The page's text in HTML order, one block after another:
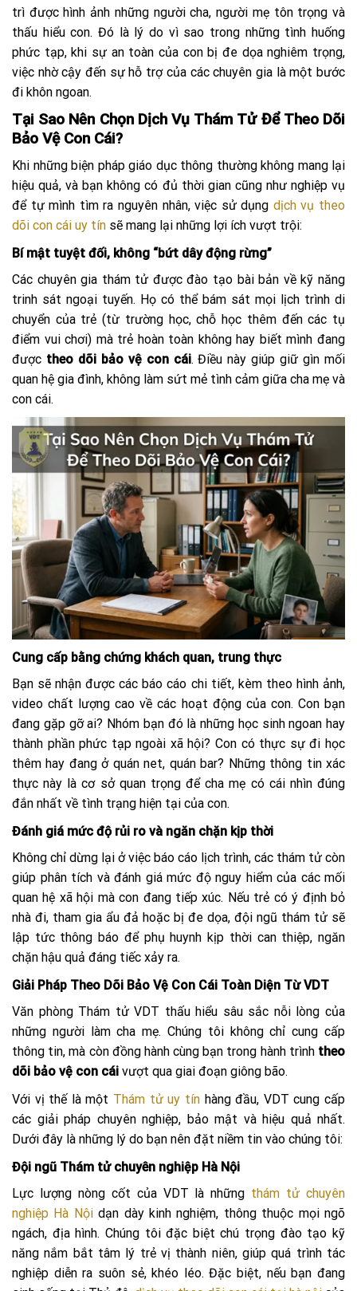
trì được hình ảnh những người cha, người mẹ tôn trọng và
thấu hiểu con. Đó là lý do vì sao trong những tình huống
phức tạp, khi sự an toàn của con bị đe dọa nghiêm trọng,
việc nhờ cậy đến sự hỗ trợ của các chuyên gia là một bước
đi khôn ngoan.
Tại Sao Nên Chọn Dịch Vụ Thám Tử Để Theo Dõi
Bảo Vệ Con Cái?
Khi những biện pháp giáo dục thông thường không mang lại
hiệu quả, và bạn không có đủ thời gian cũng như nghiệp vụ
để tự mình tìm ra nguyên nhân, việc sử dụng dịch vụ theo
dõi con cái uy tín sẽ mang lại những lợi ích vượt trội:
Bí mật tuyệt đối, không “bứt dây động rừng”
Các chuyên gia thám tử được đào tạo bài bản về kỹ năng
trinh sát ngoại tuyến. Họ có thể bám sát mọi lịch trình di
chuyển của trẻ (từ trường học, chỗ học thêm đến các tụ
điểm vui chơi) mà trẻ hoàn toàn không hay biết mình đang
được theo dõi bảo vệ con cái. Điều này giúp giữ gìn mối
quan hệ gia đình, không làm sứt mẻ tình cảm giữa cha mẹ và
con cái.
Cung cấp bằng chứng khách quan, trung thực
Bạn sẽ nhận được các báo cáo chi tiết, kèm theo hình ảnh,
video chất lượng cao về các hoạt động của con. Con bạn
đang gặp gỡ ai? Nhóm bạn đó là những học sinh ngoan hay
thành phần phức tạp ngoài xã hội? Con có thực sự đi học
thêm hay đang ở quán net, quán bar? Những thông tin xác
thực này là cơ sở quan trọng để cha mẹ có cái nhìn đúng
đắn nhất về tình trạng hiện tại của con.
Đánh giá mức độ rủi ro và ngăn chặn kịp thời
Không chỉ dừng lại ở việc báo cáo lịch trình, các thám tử còn
giúp phân tích và đánh giá mức độ nguy hiểm của các mối
quan hệ xã hội mà con đang tiếp xúc. Nếu trẻ có ý định bỏ
nhà đi, tham gia ẩu đả hoặc bị đe dọa, đội ngũ thám tử sẽ
lập tức thông báo để phụ huynh kịp thời can thiệp, ngăn
chặn hậu quả đáng tiếc xảy ra.
Giải Pháp Theo Dõi Bảo Vệ Con Cái Toàn Diện Từ VDT
Văn phòng Thám tử VDT thấu hiểu sâu sắc nỗi lòng của
những người làm cha mẹ. Chúng tôi không chỉ cung cấp
thông tin, mà còn đồng hành cùng bạn trong hành trình theo
dõi bảo vệ con cái vượt qua giai đoạn giông bão.
Với vị thế là một Thám tử uy tínhàng đầu, VDT cung cấp
các giải pháp chuyên nghiệp, bảo mật và hiệu quả nhất.
Dưới đây là những lý do bạn nên đặt niềm tin vào chúng tôi:
Đội ngũ Thám tử chuyên nghiệp Hà Nội
Lực lượng nòng cốt của VDT là những thám tử chuyên
nghiệp Hà Nộidạn dày kinh nghiệm, thông thuộc mọi ngõ
ngách, địa hình. Chúng tôi đặc biệt chú trọng đào tạo kỹ
năng nắm bắt tâm lý trẻ vị thành niên, giúp quá trình tác
nghiệp diễn ra suôn sẻ, khéo léo. Đặc biệt, nếu bạn đang